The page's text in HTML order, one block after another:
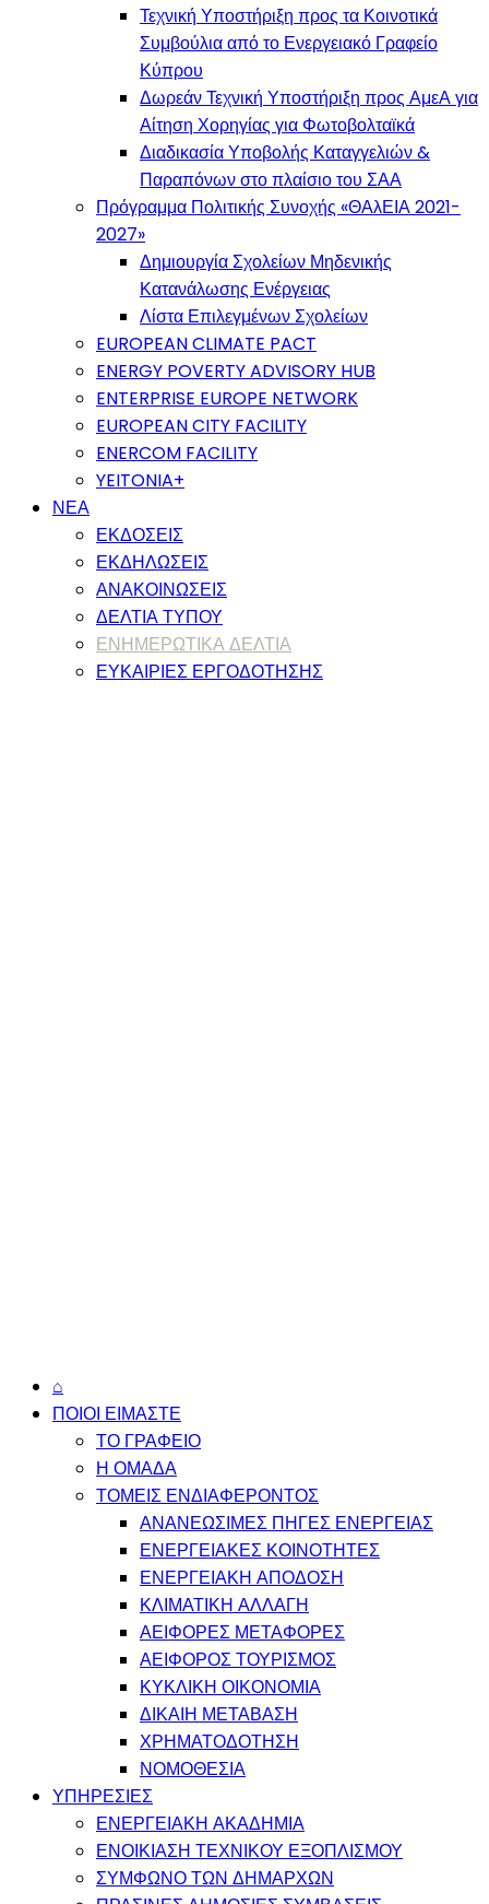
Τεχνική Υποστήριξη προς τα Κοινοτικά
Συμβούλια από το Ενεργειακό Γραφείο
Κύπρου
Δωρεάν Τεχνική Υποστήριξη προς ΑμεΑ για
Αίτηση Χορηγίας για Φωτοβολταϊκά
Διαδικασία Υποβολής Καταγγελιών &
Παραπόνων στο πλαίσιο του ΣΑΑ
Πρόγραμμα Πολιτικής Συνοχής «ΘΑλΕΙΑ 2021-
2027»
Δημιουργία Σχολείων Μηδενικής
Κατανάλωσης Ενέργειας
Λίστα Επιλεγμένων Σχολείων
EUROPEAN CLIMATE PACT
ENERGY POVERTY ADVISORY HUB
ENTERPRISE EUROPE NETWORK
EUROPEAN CITY FACILITY
ENERCOM FACILITY
YEITONIA+
ΝΕΑ
ΕΚΔΟΣΕΙΣ
ΕΚΔΗΛΩΣΕΙΣ
ΑΝΑΚΟΙΝΩΣΕΙΣ
ΔΕΛΤΙΑ ΤΥΠΟΥ
ΕΝΗΜΕΡΩΤΙΚΑ ΔΕΛΤΙΑ
ΕΥΚΑΙΡΙΕΣ ΕΡΓΟΔΟΤΗΣΗΣ
⌂
ΠΟΙΟΙ ΕΙΜΑΣΤΕ
ΤΟ ΓΡΑΦΕΙΟ
Η ΟΜΑΔΑ
ΤΟΜΕΙΣ ΕΝΔΙΑΦΕΡΟΝΤΟΣ
ΑΝΑΝΕΩΣΙΜΕΣ ΠΗΓΕΣ ΕΝΕΡΓΕΙΑΣ
ΕΝΕΡΓΕΙΑΚΕΣ ΚΟΙΝΟΤΗΤΕΣ
ΕΝΕΡΓΕΙΑΚΗ ΑΠΟΔΟΣΗ
ΚΛΙΜΑΤΙΚΗ ΑΛΛΑΓΗ
ΑΕΙΦΟΡΕΣ ΜΕΤΑΦΟΡΕΣ
ΑΕΙΦΟΡΟΣ ΤΟΥΡΙΣΜΟΣ
ΚΥΚΛΙΚΗ ΟΙΚΟΝΟΜΙΑ
ΔΙΚΑΙΗ ΜΕΤΑΒΑΣΗ
ΧΡΗΜΑΤΟΔΟΤΗΣΗ
ΝΟΜΟΘΕΣΙΑ
ΥΠΗΡΕΣΙΕΣ
ΕΝΕΡΓΕΙΑΚΗ ΑΚΑΔΗΜΙΑ
ΕΝΟΙΚΙΑΣΗ ΤΕΧΝΙΚΟΥ ΕΞΟΠΛΙΣΜΟΥ
ΣΥΜΦΩΝΟ ΤΩΝ ΔΗΜΑΡΧΩΝ